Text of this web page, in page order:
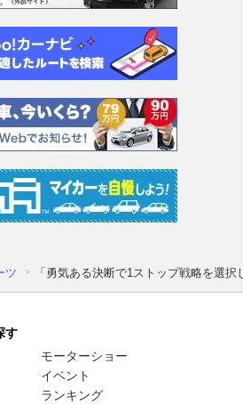
ツ 「勇気ある決断で1ストップ戦略を選
す
モーターショー
イベント
ランキング